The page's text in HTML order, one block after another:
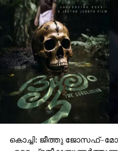
കൊച്ചി: ജീത്തു
ഏറെ പ്രതീക്ഷയുണർത്തുന്ന
ചിത്രീകരണം
കടക്കുന്നതിനിടെ,
സ്ഥാപനമായ പനോരമ